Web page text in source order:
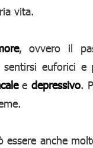
vita.
, ovvero il
euforici e
edepressivo.
anche